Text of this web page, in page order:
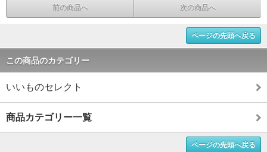
前の商品へ 次の商品へ
ページの先頭へ戻る
この商品のカテゴリー
いいものセレクト
商品カテゴリー一覧
ページの先頭へ戻る